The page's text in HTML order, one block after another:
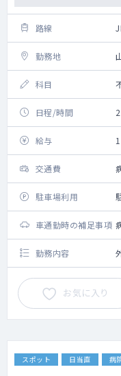
路線
勤務地
科目
日程/時間
給与
交通費
駐車場利用
車通勤時の補足事項
勤務内容
お気に入り
スポット 日当直 病